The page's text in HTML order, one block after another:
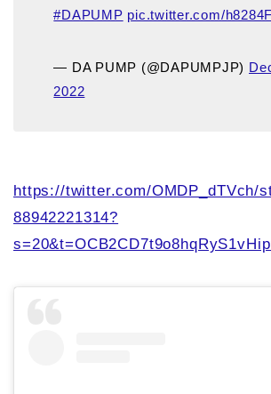
#DAPUMP pic.twitter.com/
— DA PUMP (@DAPUMPJP)
2022
https://twitter.com/OMDP_dTVch/
88942221314?